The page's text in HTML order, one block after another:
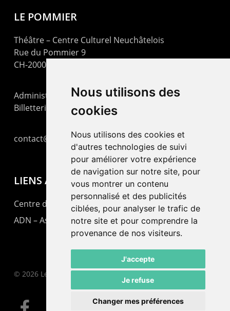
Nous utilisons des
cookies
Nous utilisons des cookies et
d'autres technologies de suivi
pour améliorer votre expérience
de navigation sur notre site, pour
vous montrer un contenu
personnalisé et des publicités
ciblées, pour analyser le trafic de
notre site et pour comprendre la
provenance de nos visiteurs.
J'accepte
Je refuse
Changer mes préférences
LE POMMIER
Théâtre – Centre Culturel Neuchâtelois
Rue du Pommier 9
CH-2000 Neuchâtel
Administration : +41 32 725 03 03
Billetterie : +41 32 725 05 05
contact@lepommier.ch
LIENS AMIS
Centre de culture ABC
ADN – Association Danse Neuchâtel
© 2026 Le Pommier.
facebook email